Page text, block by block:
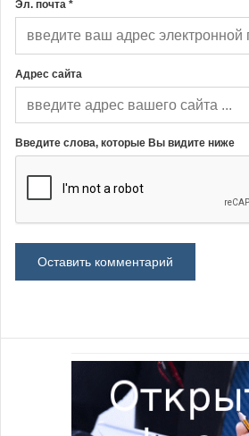
Эл. почта *
Адрес сайта
Введите слова, которые Вы видите ниже